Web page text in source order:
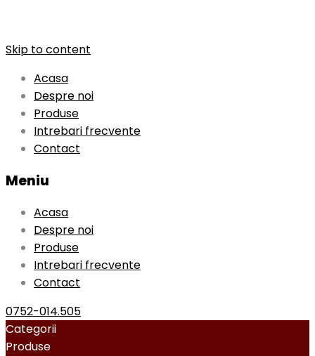
Skip to content
Acasa
Despre noi
Produse
Intrebari frecvente
Contact
Meniu
Acasa
Despre noi
Produse
Intrebari frecvente
Contact
0752-014.505
Categorii
Produse